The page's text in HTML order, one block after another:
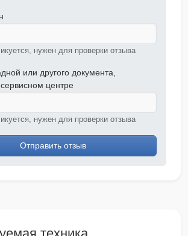
нужен для проверки отзыва
или другого документа,
центре
нужен для проверки отзыва
Отправить отзыв